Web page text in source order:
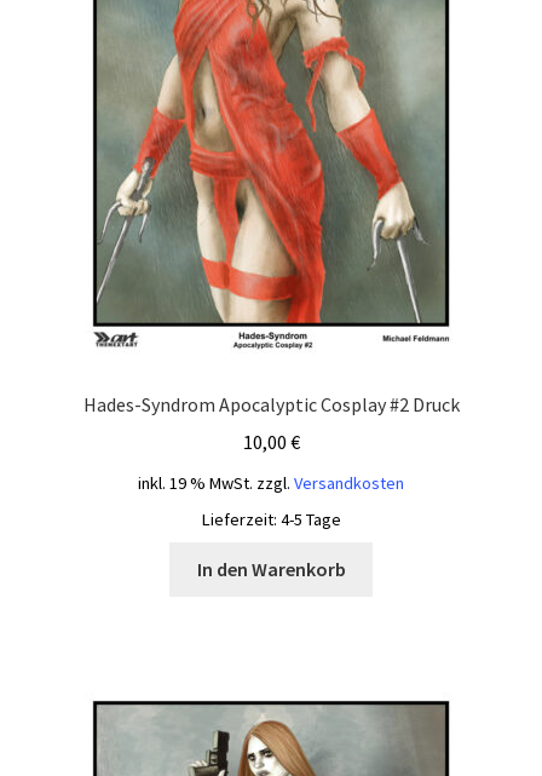
Hades-Syndrom Apocalyptic Cosplay #2 Druck
10,00 €
inkl. 19 % MwSt. zzgl. Versandkosten
Lieferzeit: 4-5 Tage
In den Warenkorb